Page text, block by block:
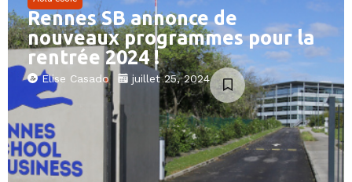
Rennes SB annonce de
nouveaux programmes pour la
rentrée 2024 !
Elise Casado juillet 25, 2024